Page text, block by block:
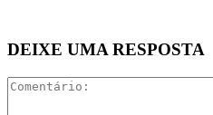
DEIXE UMA RESPOSTA